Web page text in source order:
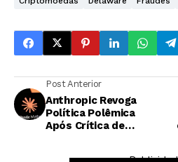
Post Anterior
Anthropic Revoga
Política Polêmica
Após Crítica de